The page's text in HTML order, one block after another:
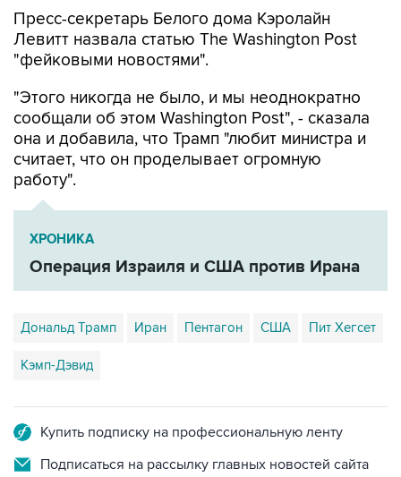
Пресс-секретарь Белого дома Кэролайн
Левитт назвала статью The Washington Post
"фейковыми новостями".
"Этого никогда не было, и мы неоднократно
сообщали об этом Washington Post", - сказала
она и добавила, что Трамп "любит министра и
считает, что он проделывает огромную
работу".
ХРОНИКА
Операция Израиля и США против Ирана
Дональд Трамп Иран Пентагон США Пит Хегсет
Кэмп-Дэвид
Купить подписку на профессиональную ленту
Подписаться на рассылку главных новостей сайта